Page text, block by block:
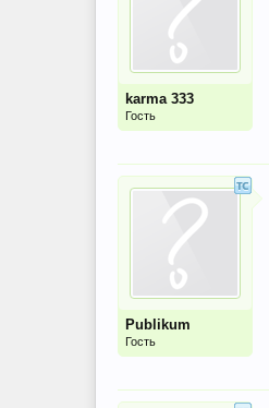
karma 333
Гость
Publikum
Гость